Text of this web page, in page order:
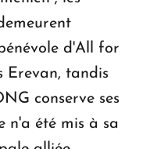
d'All for
Erevan, tandis
conserve ses
n'a été mis à sa